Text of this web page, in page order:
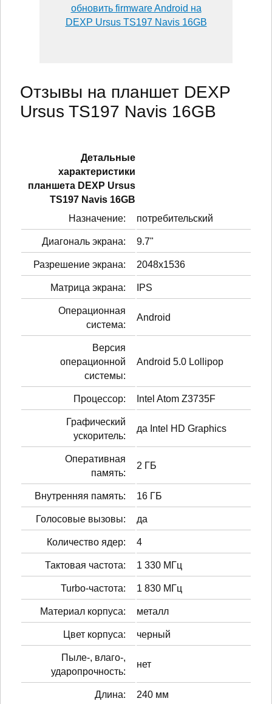
обновить firmware Android на
DEXP Ursus TS197 Navis 16GB
Отзывы на планшет DEXP
Ursus TS197 Navis 16GB
Детальные
характеристики
планшетa DEXP Ursus
TS197 Navis 16GB
Назначение:
потребительский
Диагональ экрана: 9.7"
Разрешение экрана: 2048x1536
Матрица экрана: IPS
Операционная
система:
Android
Версия
операционной
системы:
Android 5.0 Lollipop
Процессор: Intel Atom Z3735F
Графический
ускоритель:
да Intel HD Graphics
Оперативная
память:
2 ГБ
Внутренняя память: 16 ГБ
Голосовые вызовы: да
Количество ядер: 4
Тактовая частота: 1 330 МГц
Turbo-частота: 1 830 МГц
Материал корпуса: металл
Цвет корпуса: черный
Пыле-, влаго-,
ударопрочность:
нет
Длина: 240 мм